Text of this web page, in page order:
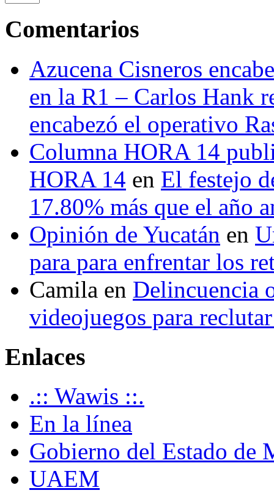
Comentarios
Azucena Cisneros
en la R1 – Carlos Hank
encabezó el operativo
Columna HORA 14
HORA 14 en El festejo
17.80% más que el año
Opinión de Yucatán en
para para enfrentar los
Camila en Delincuencia
videojuegos para
Enlaces
.:: Wawis ::.
En la línea
Gobierno del Estado de
UAEM